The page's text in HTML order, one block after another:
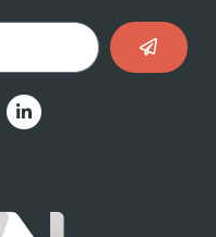
Enviar
L
i
n
n